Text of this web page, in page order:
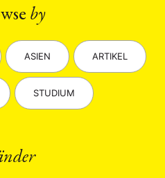
by
ASIEN ARTIKEL
STUDIUM